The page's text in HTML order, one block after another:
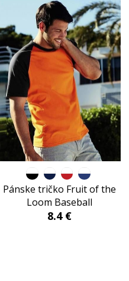
Pánske tričko Fruit of the
Loom Baseball
8.4 €